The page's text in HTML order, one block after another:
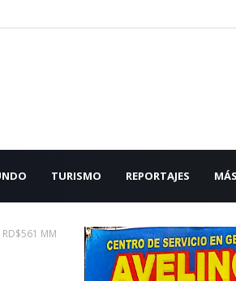
TURISMO REPORTAJES MÁS
MM